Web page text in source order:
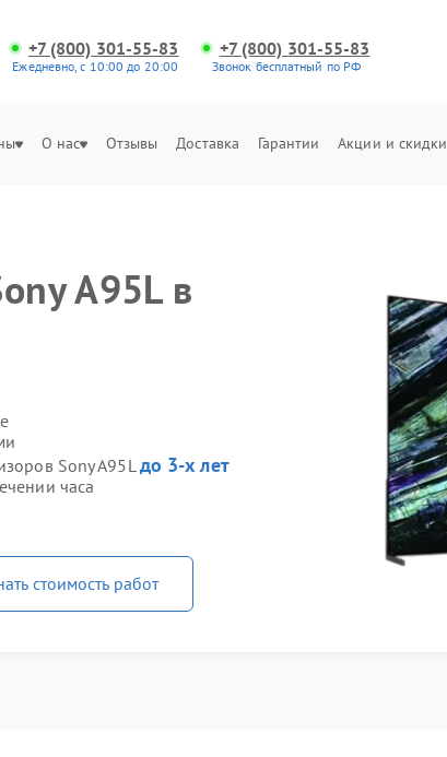
+7 (800) 301-55-83
Ежедневно, с 10:00 до 20:00
+7 (800) 301-55-83
Звонок бесплатный по РФ
О нас Отзывы Доставка Гарантии Акции и скидки
A95L в
Sony A95L до 3-х лет
часа
стоимость работ